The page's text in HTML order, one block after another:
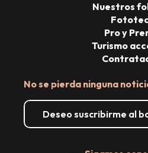
No se pierda ninguna
Deseo suscribirme al
Nuestros
Pro y
Turismo